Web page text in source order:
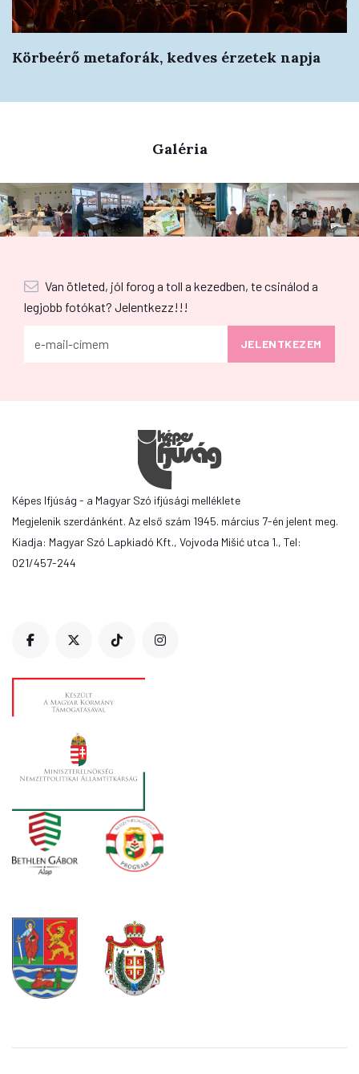
Körbeérő metaforák, kedves érzetek napja
Galéria
Van ötleted, jól forog a toll a kezedben, te csinálod a
legjobb fotókat? Jelentkezz!!!
Képes Ifjúság - a Magyar Szó ifjúsági melléklete
Megjelenik szerdánként. Az első szám 1945. március 7-én jelent meg.
Kiadja: Magyar Szó Lapkiadó Kft., Vojvoda Mišić utca 1., Tel:
021/457-244